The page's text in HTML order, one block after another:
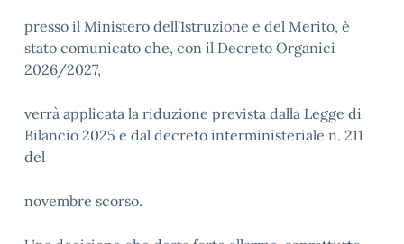
presso il Ministero dell’Istruzione e del Merito, è
stato comunicato che, con il Decreto Organici
2026/2027,
verrà applicata la riduzione prevista dalla Legge di
Bilancio 2025 e dal decreto interministeriale n. 211
del
novembre scorso.